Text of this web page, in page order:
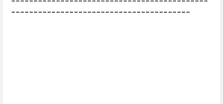
========================================